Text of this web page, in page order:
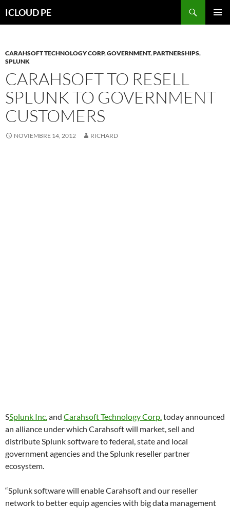
hacia
ICLOUD PE
CARAHSOFT TECHNOLOGY CORP,GOVERNMENT,PARTNERSHIPS,
SPLUNK
CARAHSOFT TO RESELL
SPLUNK TO GOVERNMENT
CUSTOMERS
NOVIEMBRE 14, 2012 RICHARD
SSplunk Inc.and Carahsoft Technology Corp.today announced
an alliance under which Carahsoft will market, sell and
distribute Splunk software to federal, state and local
government agencies and the Splunk reseller partner
ecosystem.
“Splunk software will enable Carahsoft and our reseller
network to better equip agencies with big data management